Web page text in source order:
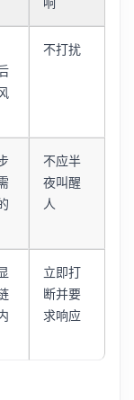
不打扰
不应半
夜叫醒
人
立即打
断并要
求响应